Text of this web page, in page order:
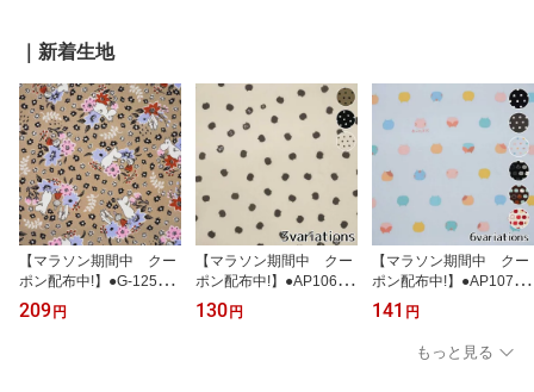
｜新着生地
【マラソン期間中 クー
ポン配布中!】●G-1252-1
◆KOKKA ムーミン フラ
ワー柄 綿 オックス 生
209円
【マラソン期間中 クー
ポン配布中!】●AP1060H
ねこたま 綿 シーチング
生地 (10cm単位) (メ
130円
【マラソン期間中 クー
ポン配布中!】●AP1070H
ねこたま 綿 オックス 生
地 (10cm単位) (メー
141 円
もっと見る